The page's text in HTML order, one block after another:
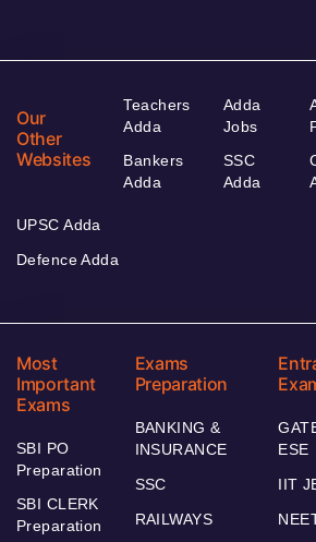
Our
Other
Websites
Teachers
Adda
Bankers
Adda
Adda
Jobs
SSC
Adda
UPSC Adda
Defence Adda
Most
Important
Exams
SBI PO
Preparation
SBI CLERK
Preparation
Exams
Preparation
BANKING &
INSURANCE
SSC
RAILWAYS
ESE
IIT